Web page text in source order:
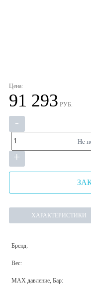
Цена:
91 293 РУБ.
-
+
Не
ХАРАКТЕРИСТИКИ
Бренд:
Вес:
MAX давление, Бар: